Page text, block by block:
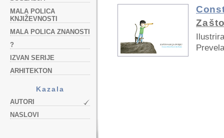
MALA POLICA
KNJIŽEVNOSTI
MALA POLICA ZNANOSTI
?
IZVAN SERIJE
ARHITEKTON
Kazala
AUTORI
NASLOVI